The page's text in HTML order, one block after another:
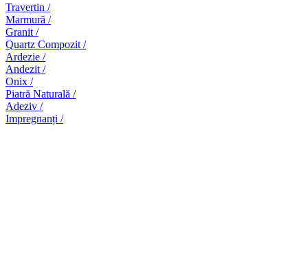
Travertin /
Marmură /
Granit /
Quartz Compozit /
Ardezie /
Andezit /
Onix /
Piatră Naturală /
Adeziv /
Impregnanți /